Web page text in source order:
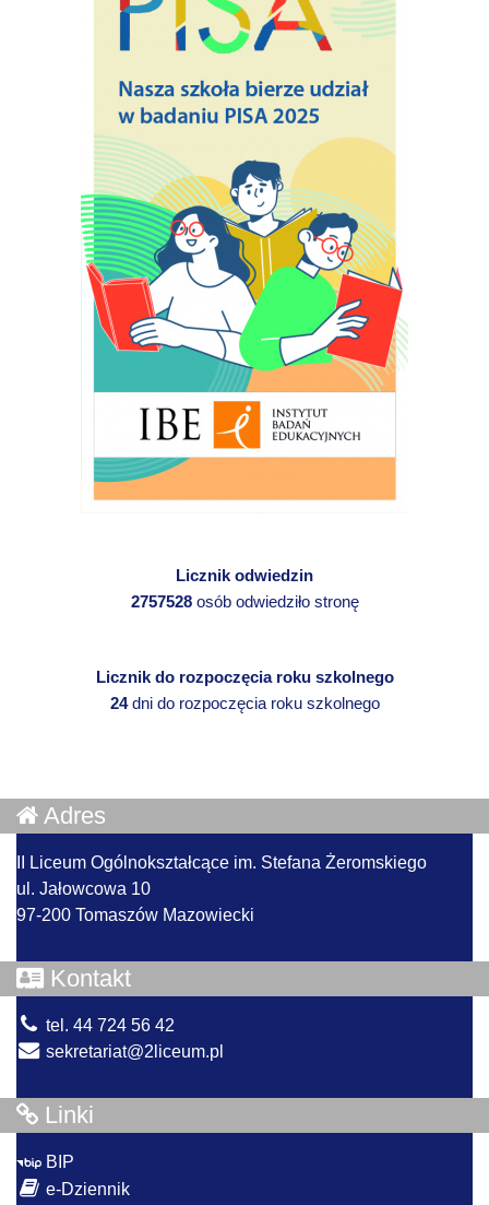
Licznik odwiedzin
2757528osób odwiedziło stronę
Licznik do rozpoczęcia roku szkolnego
24dni do rozpoczęcia roku szkolnego
Adres
II Liceum Ogólnokształcące im. Stefana Żeromskiego
ul. Jałowcowa 10
97-200 Tomaszów Mazowiecki
Kontakt
tel. 44 724 56 42
sekretariat@2liceum.pl
Linki
BIP
e-Dziennik